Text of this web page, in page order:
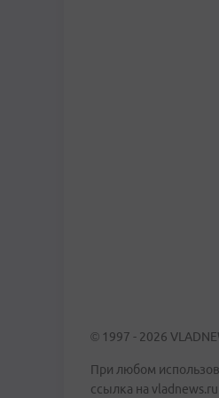
© 1997 - 2026
При любом
ссылка на